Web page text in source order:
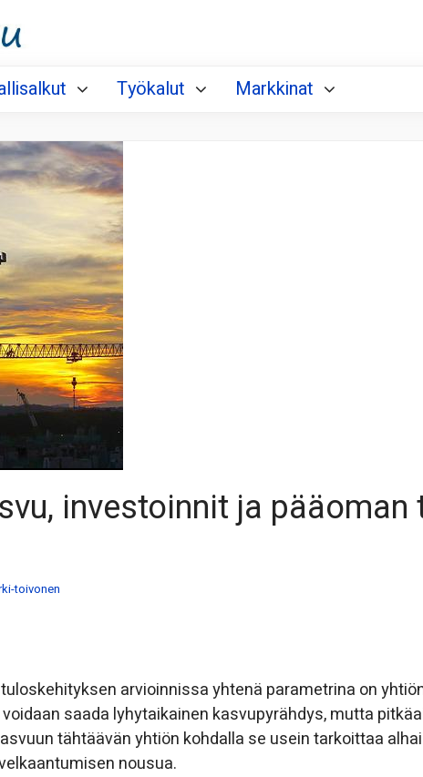
Työkalut Markkinat
investoinnit ja
toivonen
arvioinnissa yhtenä parametrina on
saada lyhytaikainen kasvupyrähdys, mutta
tähtäävän yhtiön kohdalla se usein tarkoittaa
nousua.